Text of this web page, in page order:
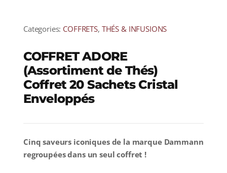
Categories: COFFRETS, THÉS & INFUSIONS
COFFRET ADORE
(Assortiment de Thés)
Coffret 20 Sachets Cristal
Enveloppés
Cinq saveurs iconiques de la marque Dammann
regroupées dans un seul coffret !